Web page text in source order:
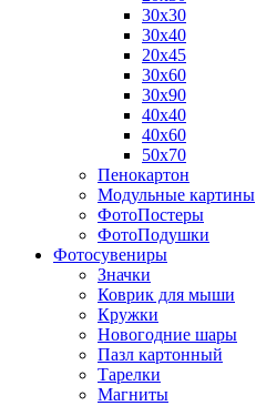
30х30
30х40
20х45
30х60
30х90
40х40
40х60
50х70
Пенокартон
Модульные картины
ФотоПостеры
ФотоПодушки
Фотоcувениры
Значки
Коврик для мыши
Кружки
Новогодние шары
Пазл картонный
Тарелки
Магниты